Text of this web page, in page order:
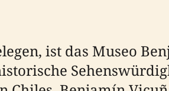
ist das Museo